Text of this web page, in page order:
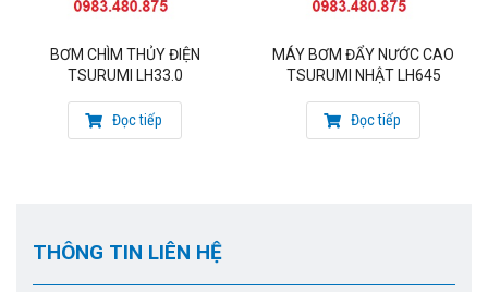
Tại Hồ Chí Minh: 76 Nguyễn Háo Vĩnh,
Phường Tân Qúy, Quận Tân Phú
BƠM CHÌM THỦY ĐIỆN
TSURUMI LH33.0
Đọc tiếp
MÁY BƠM ĐẨY NƯỚC CAO
TSURUMI NHẬT LH645
Đọc tiếp
THÔNG TIN LIÊN HỆ